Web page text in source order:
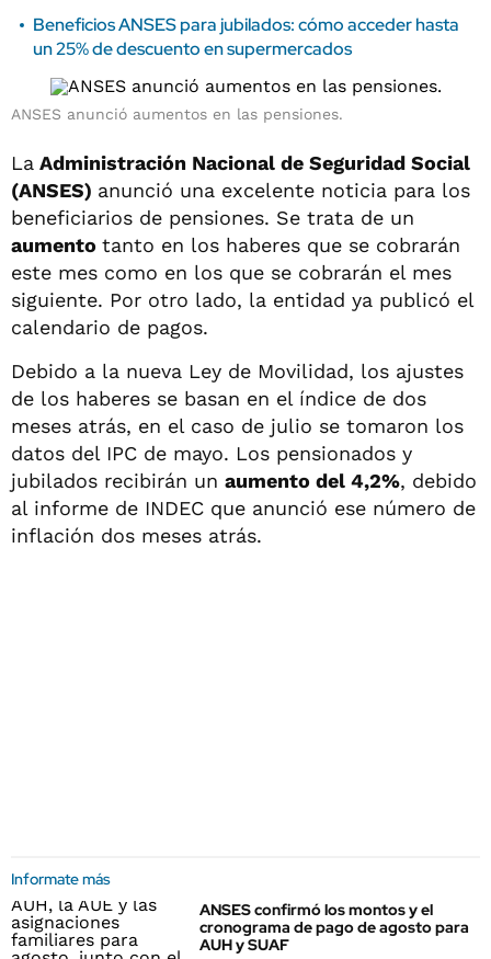
Beneficios ANSES para jubilados: cómo acceder hasta
un 25% de descuento en supermercados
ANSES anunció aumentos en las pensiones.
La Administración Nacional de Seguridad Social
(ANSES) anunció una excelente noticia para los
beneficiarios de pensiones. Se trata de un
aumento tanto en los haberes que se cobrarán
este mes como en los que se cobrarán el mes
siguiente. Por otro lado, la entidad ya publicó el
calendario de pagos.
Debido a la nueva Ley de Movilidad, los ajustes
de los haberes se basan en el índice de dos
meses atrás, en el caso de julio se tomaron los
datos del IPC de mayo. Los pensionados y
jubilados recibirán un aumento del 4,2%, debido
al informe de INDEC que anunció ese número de
inflación dos meses atrás.
Informate más
ANSES confirmó los montos y el
cronograma de pago de agosto para
AUH y SUAF